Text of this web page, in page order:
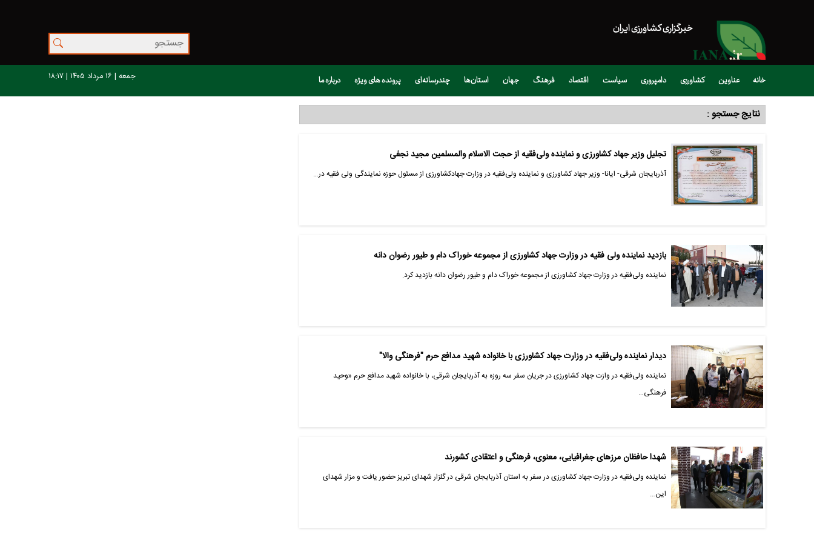
خبرگزاری کشاورزی ایران
خانه عناوین کشاورزی دامپروری سیاست اقتصاد فرهنگ جهان استان‌ها چندرسانه‌ای پرونده های ویژه درباره ما جمعه | ۱۶ مرداد ۱۴۰۵ | ۱۸:۱۷
نتایج جستجو :
تجلیل وزیر جهاد کشاورزی و نماینده ولی‌فقیه از حجت الاسلام والمسلمین مجید نجفی
آذربایجان شرقی- ایانا- وزیر جهاد کشاورزی و نماینده ولی‌فقیه در وزارت جهادکشاورزی از مسئول حوزه نمایندگی ولی فقیه در…
بازدید نماینده ولی فقیه در وزارت جهاد کشاورزی از مجموعه خوراک دام و طیور رضوان دانه
نماینده ولی‌فقیه در وزارت جهاد کشاورزی از مجموعه خوراک دام و طیور رضوان دانه بازدید کرد.
دیدار نماینده ولی‌فقیه در وزارت جهاد کشاورزی با خانواده شهید مدافع حرم "فرهنگی والا"
نماینده ولی‌فقیه در وازت جهاد کشاورزی در جریان سفر سه روزه به آذربایجان شرقی، با خانواده شهید مدافع حرم «وحید
فرهنگی…
شهدا حافظان مرزهای جغرافیایی، معنوی، فرهنگی و اعتقادی کشورند
نماینده ولی‌فقیه در وزارت جهاد کشاورزی در سفر به استان آذربایجان شرقی در گلزار شهدای تبریز حضور یافت و مزار شهدای
این…